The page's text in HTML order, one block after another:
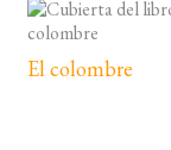
El colombre